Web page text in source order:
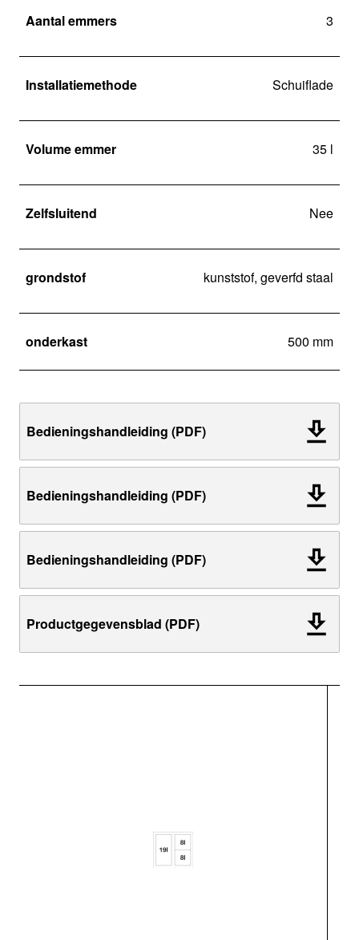
Aantal emmers 3
Installatiemethode Schuiflade
Volume emmer 35 l
Zelfsluitend Nee
grondstof kunststof, geverfd staal
onderkast 500 mm
Bedieningshandleiding (PDF)
Bedieningshandleiding (PDF)
Bedieningshandleiding (PDF)
Productgegevensblad (PDF)